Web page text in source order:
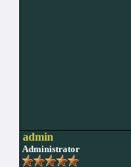
admin
Administrator